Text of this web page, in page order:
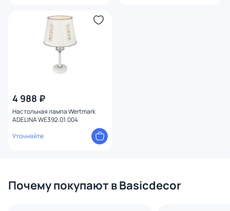
4 988 ₽
Настольная лампа Wertmark
ADELINA WE392.01.004
Уточняйте
Почему покупают в Basicdecor